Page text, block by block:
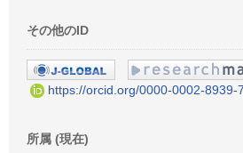
その他のID
https://orcid.org/0000-0002-8939-
所属 (現在)